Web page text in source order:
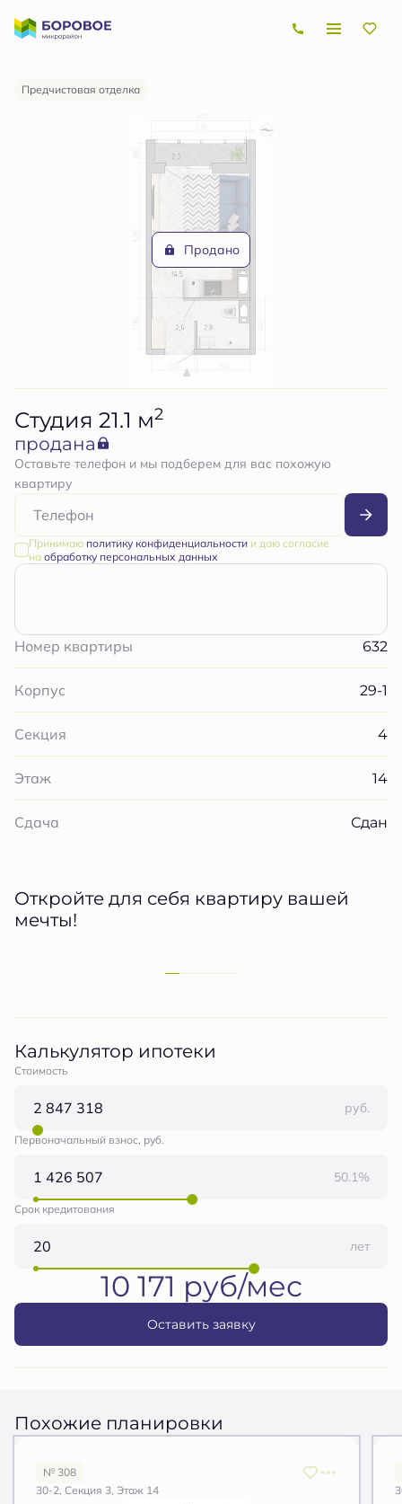
Студия21.1 м2 Цена по запросу
Предчистовая отделка
Продано
Студия 21.1 м2
продана
Оставьте телефон и мы подберем для вас похожую
квартиру
Принимаю политику конфиденциальностии даю согласие
на обработку персональных данных
Номер квартиры 632
Корпус 29-1
Секция 4
Этаж 14
Сдача Сдан
Откройте для себя квартиру вашей
мечты!
Калькулятор ипотеки
Стоимость
руб.
Первоначальный взнос, руб.
50.1%
Срок кредитования
лет
10 171 руб/мес
Оставить заявку
Похожие планировки
№ 308
30-2, Секция 3, Этаж 14